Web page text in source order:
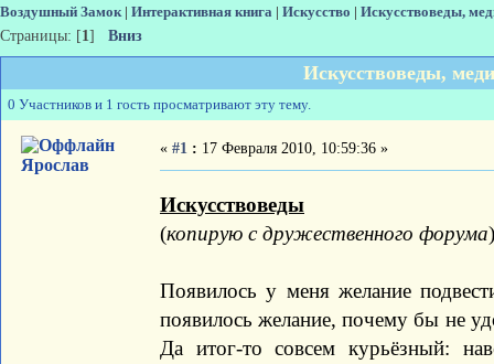
Воздушный Замок| Интерактивная книга Искусство Искусствоведы,
Страницы: [1] Вниз
Искусствоведы,
0 Участников и 1 гость просматривают эту тему.
Ярослав
« #1 : 17 Февраля 2010, 10:59:36 »
Искусствоведы
(копирую с дружественного форума)
Появилось у меня желание
появилось желание, почему бы не
Да итог-то совсем курьёзный: